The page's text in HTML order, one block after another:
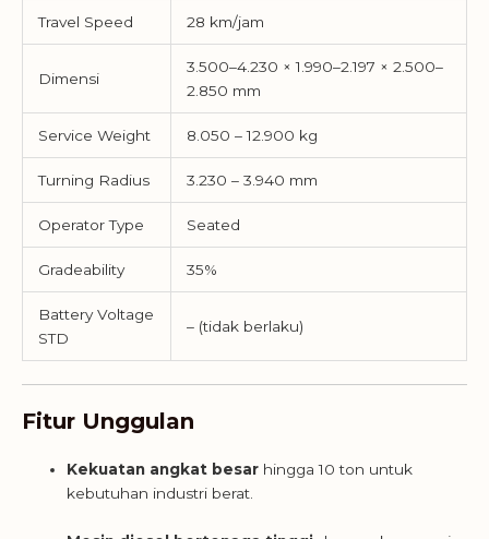
Travel Speed 28 km/jam
Dimensi
3.500–4.230 × 1.990–2.197 × 2.500–
2.850 mm
Service Weight 8.050 – 12.900 kg
Turning Radius 3.230 – 3.940 mm
Operator Type Seated
Gradeability 35%
Battery Voltage
STD
– (tidak berlaku)
Fitur Unggulan
Kekuatan angkat besar hingga 10 ton untuk
kebutuhan industri berat.